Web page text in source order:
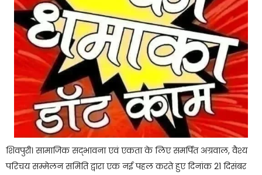
शिवपुरी। सामाजिक सद्भावना एवं एकता के लिए समर्पित अग्रवाल, वैश्य
परिचय सम्मेलन समिति द्वारा एक नई पहल करते हुए दिनांक 21 दिसंबर